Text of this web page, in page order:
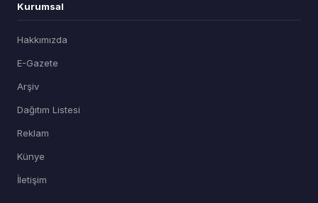
Kurumsal
Hakkımızda
E-Gazete
Arşiv
Dağıtım Listesi
Reklam
Künye
İletişim